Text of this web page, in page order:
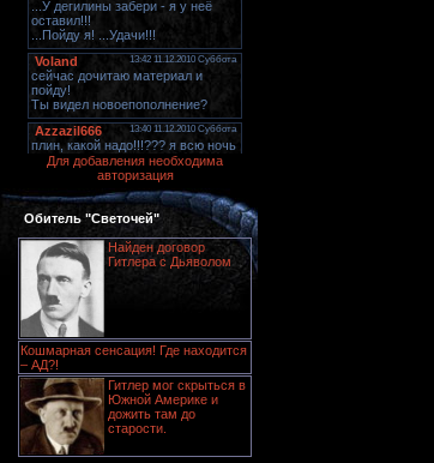
Для добавления необходима
авторизация
Обитель "Светочей"
Найден договор
Гитлера с Дьяволом
Кошмарная сенсация! Где находится
– АД?!
Гитлер мог скрыться в
Южной Америке и
дожить там до
старости.